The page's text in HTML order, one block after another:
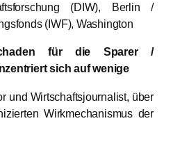
(DIW), Berlin /
(IWF), Washington
für die Sparer /
sich auf wenige
und Wirtschaftsjournalist, über
Wirkmechanismus der